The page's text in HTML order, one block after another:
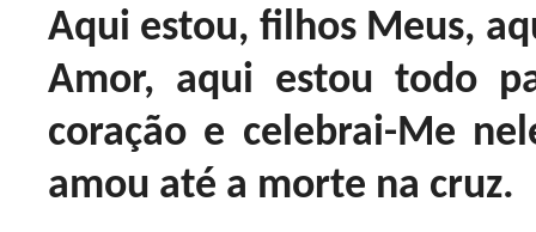
Aqui estou, filhos Meus,
Amor, aqui estou todo
coração e celebrai-Me
amou até a morte na cruz.